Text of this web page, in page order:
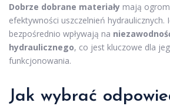
Dobrze dobrane materiały mają
efektywności uszczelnień hydraulicznych.
bezpośrednio wpływają na
hydraulicznego, co jest kluczowe dla
funkcjonowania.
Jak wybrać